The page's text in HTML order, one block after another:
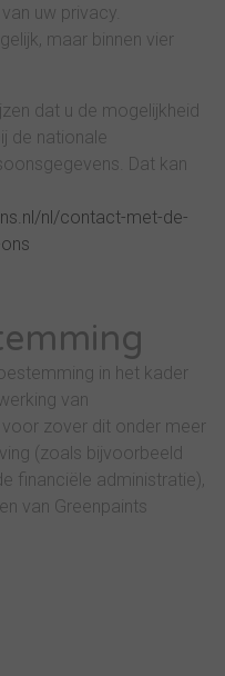
uw privacy.
maar binnen vier
dat u de mogelijkheid
de nationale
Dat kan
nl/contact-met-de-
in het kader
van
zover dit onder meer
(zoals bijvoorbeeld
financiële administratie),
van Greenpaints